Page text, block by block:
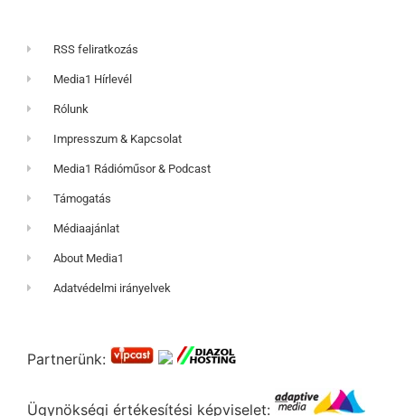
RSS feliratkozás
Media1 Hírlevél
Rólunk
Impresszum & Kapcsolat
Media1 Rádióműsor & Podcast
Támogatás
Médiaajánlat
About Media1
Adatvédelmi irányelvek
Partnerünk:
Ügynökségi értékesítési képviselet: